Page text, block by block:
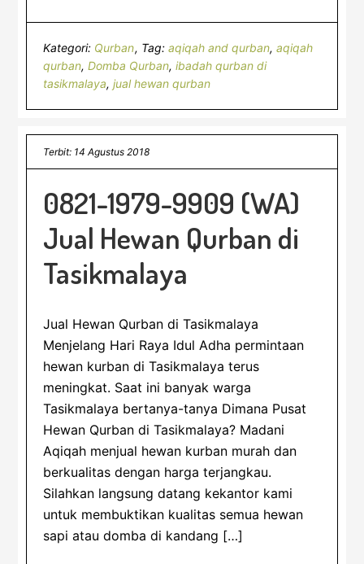
Kategori: Qurban Tag:aqiqah and qurban,aqiqah
qurban,Domba Qurban,ibadah qurban di
tasikmalaya,jual hewan qurban
Terbit: 14 Agustus 2018
0821-1979-9909 (WA)
Jual Hewan Qurban di
Tasikmalaya
Jual Hewan Qurban di Tasikmalaya
Menjelang Hari Raya Idul Adha permintaan
hewan kurban di Tasikmalaya terus
meningkat. Saat ini banyak warga
Tasikmalaya bertanya-tanya Dimana Pusat
Hewan Qurban di Tasikmalaya? Madani
Aqiqah menjual hewan kurban murah dan
berkualitas dengan harga terjangkau.
Silahkan langsung datang kekantor kami
untuk membuktikan kualitas semua hewan
sapi atau domba di kandang […]